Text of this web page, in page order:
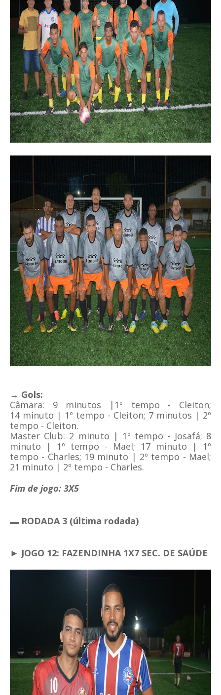
→ Gols:
Câmara: 9 minutos |1º tempo - Cleiton;
14minuto | 1º tempo - Cleiton; 7 minutos | 2º
tempo - Cleiton.
Master Club: 2 minuto | 1º tempo - Josafá; 8
minuto | 1º tempo - Mael; 17 minuto | 1º
tempo - Charles; 19 minuto | 2º tempo - Mael;
21 minuto | 2º tempo - Charles.
Fim de jogo: 3X5
▬ RODADA 3 (última rodada)
► JOGO 12: FAZENDINHA 1X7 SEC. DE SAÚDE